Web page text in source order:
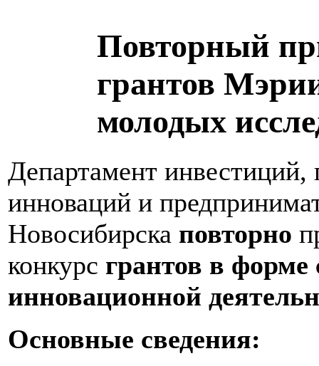
Повторный
грантов
молодых
Департамент инвестиций,
инноваций и
Новосибирска повторно
конкурс грантов в форме
инновационной
Основные сведения: